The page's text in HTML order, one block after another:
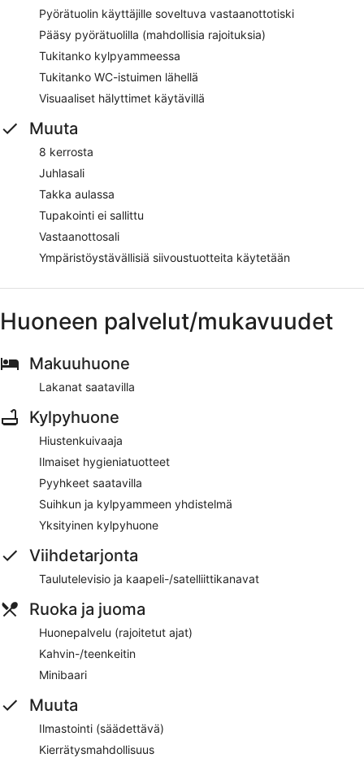
Pyörätuolin käyttäjille soveltuva vastaanottotiski
Pääsy pyörätuolilla (mahdollisia rajoituksia)
Tukitanko kylpyammeessa
Tukitanko WC-istuimen lähellä
Visuaaliset hälyttimet käytävillä
Muuta
8 kerrosta
Juhlasali
Takka aulassa
Tupakointi ei sallittu
Vastaanottosali
Ympäristöystävällisiä siivoustuotteita käytetään
Huoneen palvelut/mukavuudet
Makuuhuone
Lakanat saatavilla
Kylpyhuone
Hiustenkuivaaja
Ilmaiset hygieniatuotteet
Pyyhkeet saatavilla
Suihkun ja kylpyammeen yhdistelmä
Yksityinen kylpyhuone
Viihdetarjonta
Taulutelevisio ja kaapeli-/satelliittikanavat
Ruoka ja juoma
Huonepalvelu (rajoitetut ajat)
Kahvin-/teenkeitin
Minibaari
Muuta
Ilmastointi (säädettävä)
Kierrätysmahdollisuus